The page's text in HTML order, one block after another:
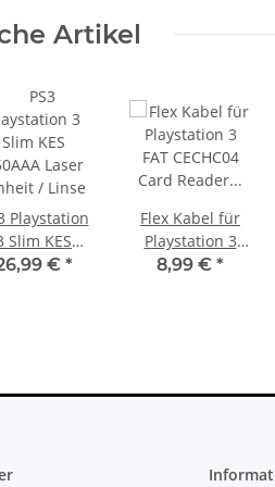
Artikel
Playstation
Slim KES
Laser
€ *
Flex Kabel für
Playstation 3
FAT CECHC04
8,99 € *
PlayStation 5 - Ps5 Konsole -
Edition- 825GB CFI-1016B
gebraucht
395,00 €*